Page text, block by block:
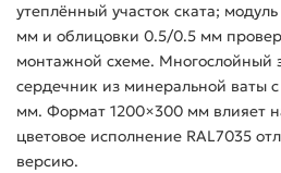
утеплённый участок ската;
мм и облицовки 0.5/0.5 мм
монтажной схеме. Многослойный
сердечник из минеральной ваты
мм. Формат 1200×300 мм влияет
цветовое исполнение RAL7035
версию.